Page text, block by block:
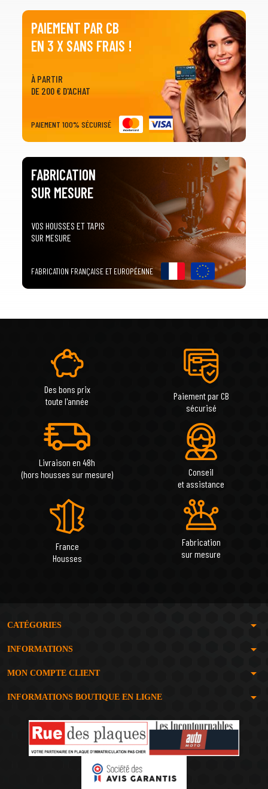
PAIEMENT PAR CB
EN 3 X SANS FRAIS !
À PARTIR
DE 200 € D'ACHAT
PAIEMENT 100% SÉCURISÉ
FABRICATION
SUR MESURE
VOS HOUSSES ET TAPIS
SUR MESURE
FABRICATION FRANÇAISE ET EUROPÉENNE
Des bons prix
toute l'année
Paiement par CB
sécurisé
Livraison en 48h
(hors housses sur mesure)
Conseil
et assistance
France
Housses
Fabrication
sur mesure
CATÉGORIES arrow_drop_down
INFORMATIONS arrow_drop_down
MON COMPTE CLIENT arrow_drop_down
INFORMATIONS BOUTIQUE EN LIGNE arrow_drop_down